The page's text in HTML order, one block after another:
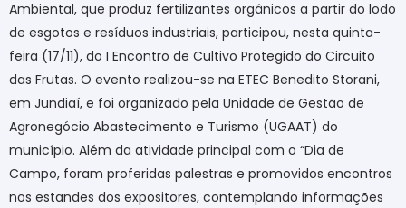
Ambiental, que produz fertilizantes orgânicos a partir do lodo
de esgotos e resíduos industriais, participou, nesta quinta-
feira (17/11), do I Encontro de Cultivo Protegido do Circuito
das Frutas. O evento realizou-se na ETEC Benedito Storani,
em Jundiaí, e foi organizado pela Unidade de Gestão de
Agronegócio Abastecimento e Turismo (UGAAT) do
município. Além da atividade principal com o “Dia de
Campo, foram proferidas palestras e promovidos encontros
nos estandes dos expositores, contemplando informações